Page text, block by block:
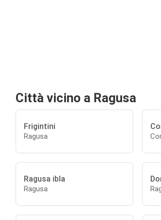
Città vicino a Ragusa
Frigintini
Ragusa
Ragusa ibla
Ragusa